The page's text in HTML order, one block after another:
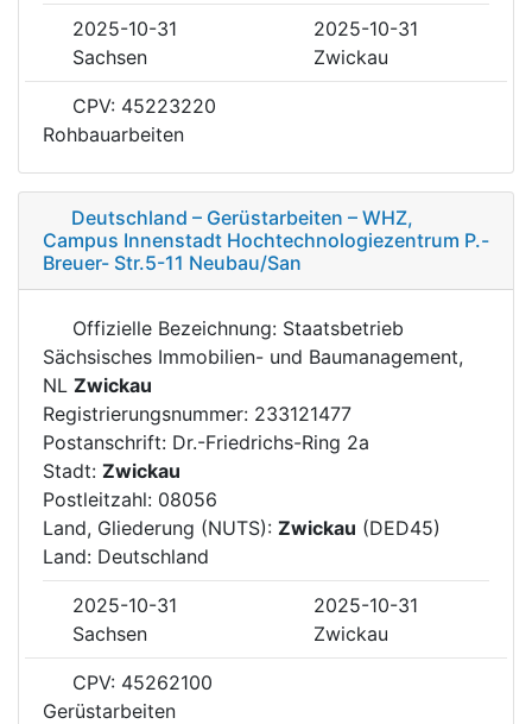
2025-10-31
2025-10-31
Sachsen
Zwickau
CPV: 45223220
Rohbauarbeiten
Deutschland – Gerüstarbeiten – WHZ,
Campus Innenstadt Hochtechnologiezentrum P.-
Breuer- Str.5-11 Neubau/San
Offizielle Bezeichnung: Staatsbetrieb
Sächsisches Immobilien- und Baumanagement,
NL Zwickau
Registrierungsnummer: 233121477
Postanschrift: Dr.-Friedrichs-Ring 2a
Stadt: Zwickau
Postleitzahl: 08056
Land, Gliederung (NUTS): Zwickau (DED45)
Land: Deutschland
2025-10-31
2025-10-31
Sachsen
Zwickau
CPV: 45262100
Gerüstarbeiten